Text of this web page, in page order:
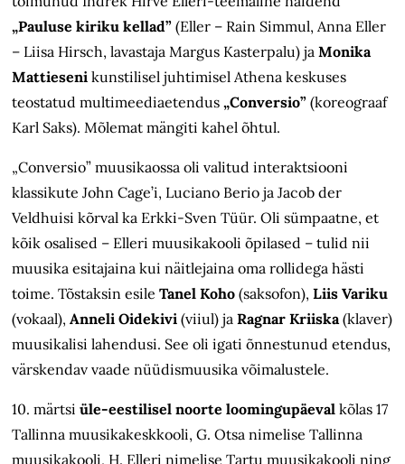
„Pauluse kiriku kellad” (Eller – Rain Simmul, Anna Eller
– Liisa Hirsch, lavastaja Margus Kasterpalu) jaMonika
Mattieseni kunstilisel juhtimisel Athena keskuses
teostatud multimeediaetendus „Conversio” (koreograaf
Karl Saks). Mõlemat mängiti kahel õhtul.
„Conversio” muusikaossa oli valitud interaktsiooni
klassikute John Cage’i, Luciano Berio ja Jacob der
Veldhuisi kõrval ka Erkki-Sven Tüür. Oli sümpaatne, et
kõik osalised – Elleri muusikakooli õpilased – tulid nii
muusika esitajaina kui näitlejaina oma rollidega hästi
toime. Tõstaksin esileTanel Koho (saksofon),Liis Variku
(vokaal),Anneli Oidekivi (viiul) jaRagnar Kriiska(klaver)
muusikalisi lahendusi. See oli igati õnnestunud etendus,
värskendav vaade nüüdismuusika võimalustele.
10. märtsiüle-eestilisel noorte loomingupäeval kõlas 17
Tallinna muusikakeskkooli, G. Otsa nimelise Tallinna
muusikakooli, H. Elleri nimelise Tartu muusikakooli ning